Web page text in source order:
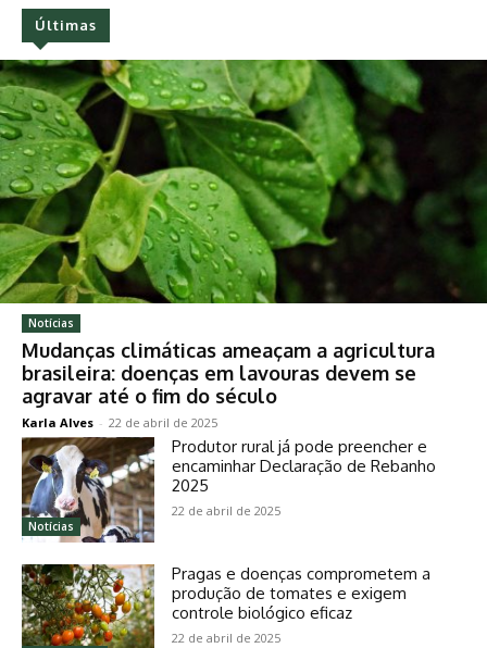
Últimas
Notícias
Mudanças climáticas ameaçam a agricultura
brasileira: doenças em lavouras devem se
agravar até o fim do século
Karla Alves - 22 de abril de 2025
Notícias
Produtor rural já pode preencher e
encaminhar Declaração de Rebanho
2025
22 de abril de 2025
Pragas e doenças comprometem a
produção de tomates e exigem
controle biológico eficaz
22 de abril de 2025